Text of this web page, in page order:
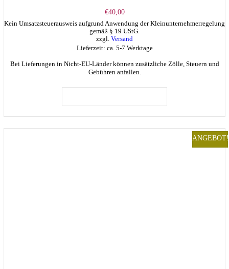
€40,00
Kein Umsatzsteuerausweis aufgrund Anwendung der Kleinunternehmerregelung
gemäß § 19 UStG.
zzgl. Versand
Lieferzeit: ca. 5-7 Werktage
Bei Lieferungen in Nicht-EU-Länder können zusätzliche Zölle, Steuern und
Gebühren anfallen.
Dieses
weist
mehrere
ANGEBOT!